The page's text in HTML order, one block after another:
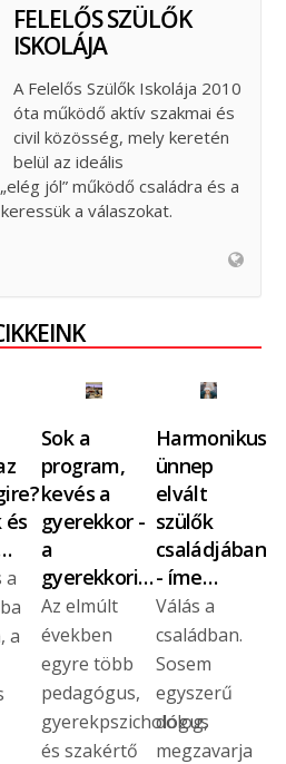
FELELŐS SZÜLŐK
ISKOLÁJA
A Felelős Szülők Iskolája 2010
óta működő aktív szakmai és
civil közösség, mely keretén
belül az ideális
jól” működő családra és a
a válaszokat.
és
a
a
Sok a
program,
kevés a
gyerekkor -
a
gyerekkori…
Az elmúlt
években
egyre több
pedagógus,
gyerekpszichológus
és szakértő
Harmonikus
ünnep
elvált
szülők
családjában
- íme…
Válás a
családban.
Sosem
egyszerű
dolog,
megzavarja